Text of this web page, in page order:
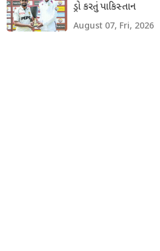
ડ્રો કરતું પાકિસ્તાન
August 07, Fri, 2026